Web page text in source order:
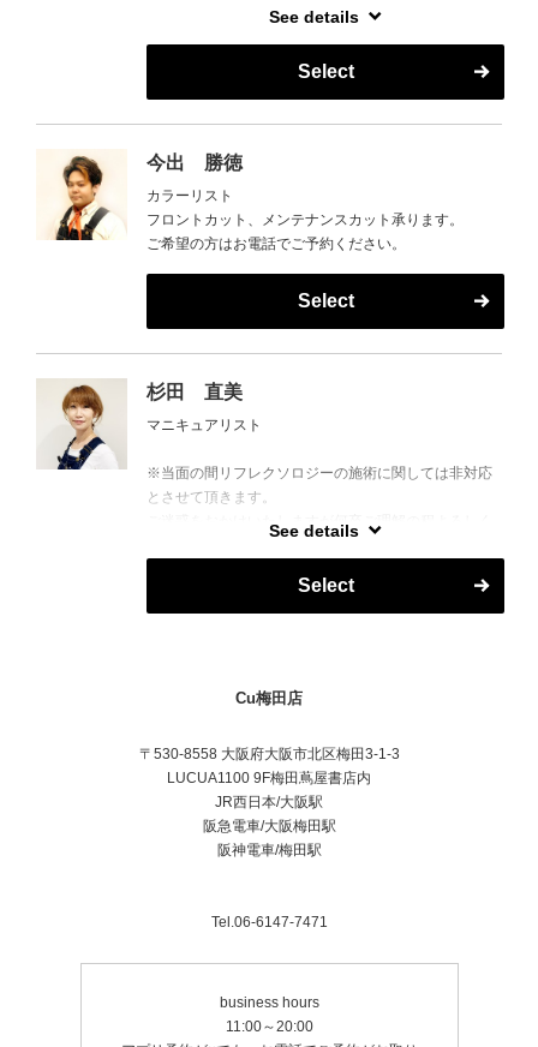
お風呂やサウナも好きで、お休みの日はスーパー銭湯
や弾丸で温泉旅行に行ったり、
おうちではTverやNet fiixでドラマや映画、アニメなど
たくさんお話しましょう(*^-^*)
ぜひ、指名でのご予約をお待ちしております♪
2026年5月1日より産前産後休暇より復帰いたしまし
た。
子育てと両立しながらの勤務とはなりますが、皆さま
に心地よくお過ごしいただけるよう
丁寧な施術とサービスを心がけてまいりますので、ま
たよろしくお願いいたします
See details
Select
今出 勝徳
カラーリスト
フロントカット、メンテナンスカット承ります。
ご希望の方はお電話でご予約ください。
Select
杉田 直美
マニキュアリスト
※当面の間リフレクソロジーの施術に関しては非対応
とさせて頂きます。
ご迷惑をおかけいたしますが何卒ご理解の程よろしく
See details
Select
Cu梅田店
〒530-8558 大阪府大阪市北区梅田3-1-3
LUCUA1100 9F梅田蔦屋書店内
JR西日本/大阪駅
阪急電車/大阪梅田駅
阪神電車/梅田駅
Tel.06-6147-7471
business hours
11:00～20:00